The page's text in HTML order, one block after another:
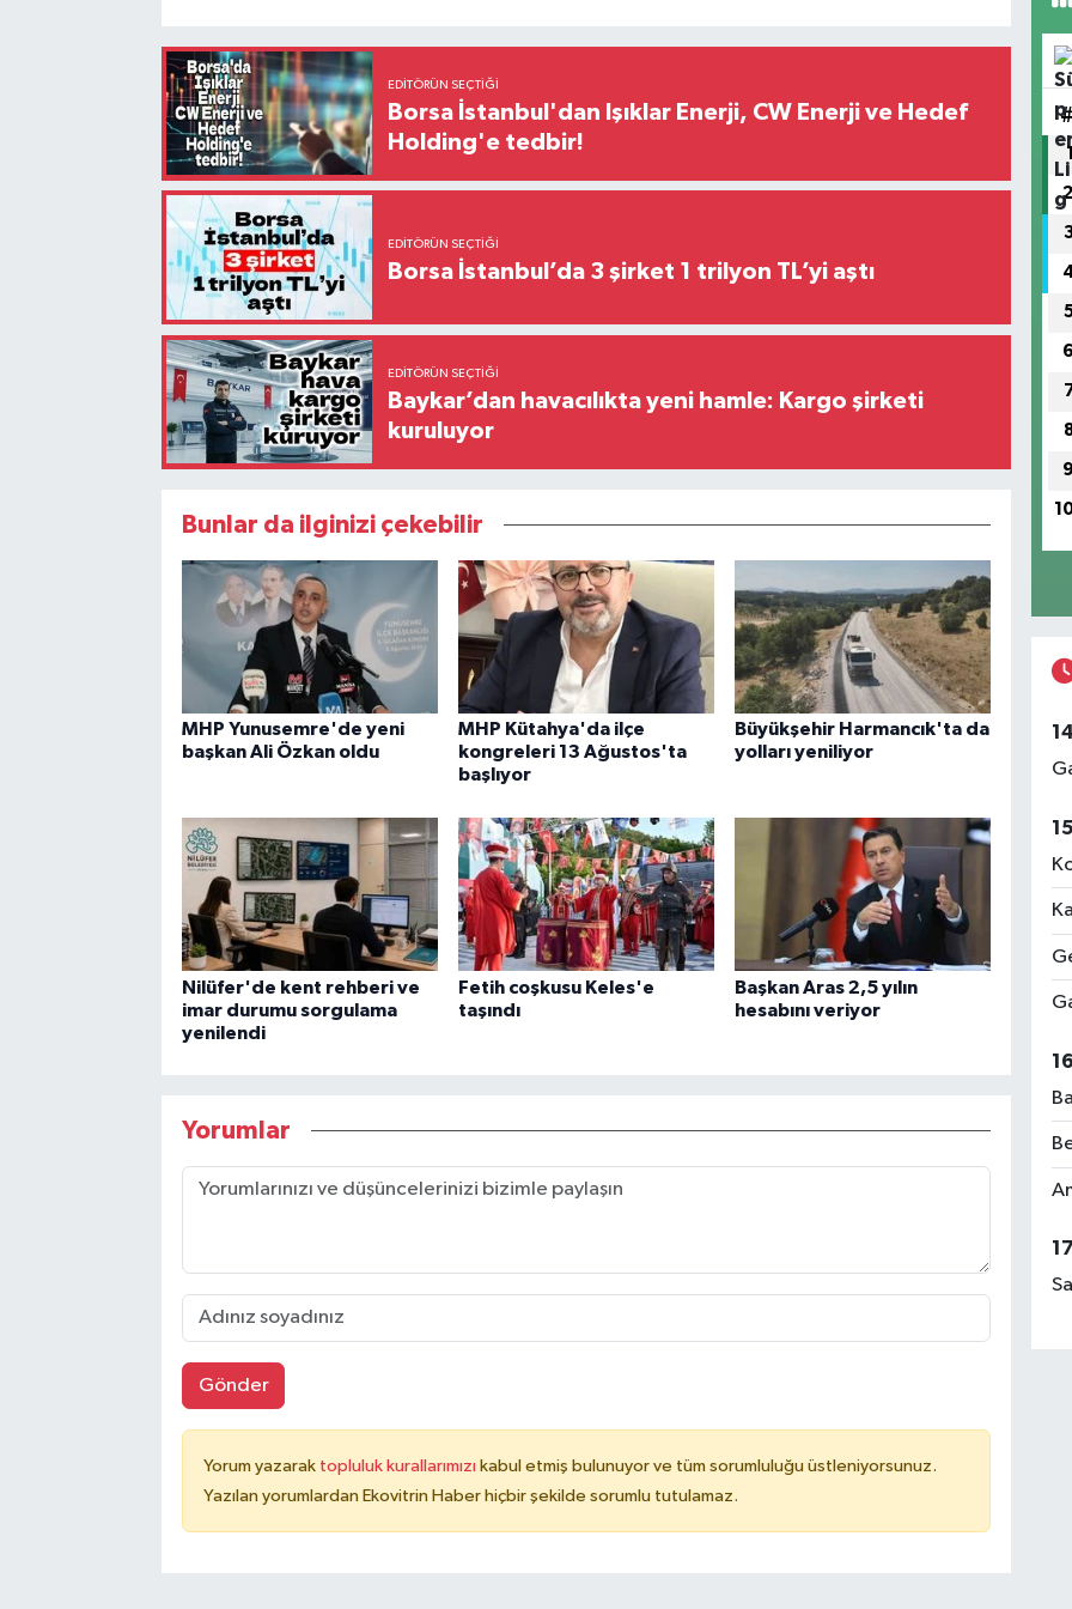
EDITÖRÜN SEÇTIĞI
Borsa İstanbul'dan Işıklar Enerji, CW Enerji ve Hedef
Holding'e tedbir!
EDITÖRÜN SEÇTIĞI
Borsa İstanbul’da 3 şirket 1 trilyon TL’yi aştı
EDITÖRÜN SEÇTIĞI
Baykar’dan havacılıkta yeni hamle: Kargo şirketi
kuruluyor
Bunlar da ilginizi çekebilir
MHP Yunusemre'de yeni
başkan Ali Özkan oldu
MHP Kütahya'da ilçe
kongreleri 13 Ağustos'ta
başlıyor
Büyükşehir Harmancık'ta da
yolları yeniliyor
Nilüfer'de kent rehberi ve
imar durumu sorgulama
yenilendi
Fetih coşkusu Keles'e
taşındı
Başkan Aras 2,5 yılın
hesabını veriyor
Yorumlar
Gönder
Yorum yazarak topluluk kurallarımızı kabul etmiş bulunuyor ve tüm sorumluluğu üstleniyorsunuz.
Yazılan yorumlardan Ekovitrin Haber hiçbir şekilde sorumlu tutulamaz.